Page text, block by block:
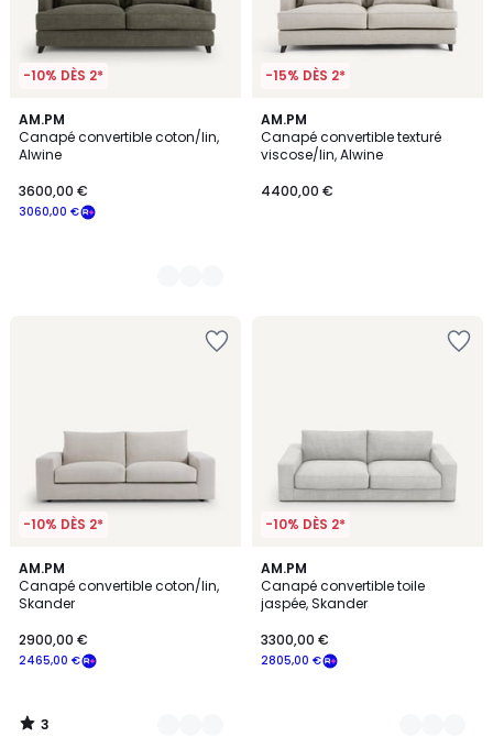
-10% DÈS 2*
AM.PM
Canapé convertible coton/lin,
Alwine
3060,00 €
3600,00 €
3
Couleurs
-15% DÈS 2*
AM.PM
Canapé convertible texturé
viscose/lin, Alwine
4400,00 €
-10% DÈS 2*
AM.PM
Canapé convertible coton/lin,
Skander
2465,00 €
2900,00 €
3
/
5
3
Couleurs
3
/
-10% DÈS 2*
AM.PM
Canapé convertible toile
jaspée, Skander
2805,00 €
3300,00 €
4
Couleurs